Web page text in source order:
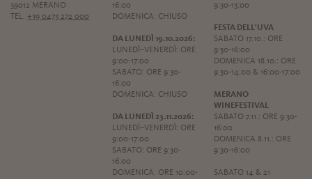
39012 MERANO
TEL.+39 0473 272 000
16:00
DOMENICA: CHIUSO
DA LUNEDÌ 19.10.2026:
LUNEDÌ–VENERDÌ: ORE
9:00-17:00
SABATO: ORE 9:30-
16:00
DOMENICA: CHIUSO
DA LUNEDÌ 23.11.2026:
LUNEDÌ–VENERDÌ: ORE
9:00-17:00
SABATO: ORE 9:30-
16:00
DOMENICA: ORE 10:00-
9:30-13:00
FESTA DELL'UVA
SABATO 17.10.: ORE
9:30-16:00
DOMENICA 18.10.: ORE
9:30-14:00 & 16:00-17:00
MERANO
WINEFESTIVAL
SABATO 7.11.: ORE 9:30-
16:00
DOMENICA 8.11.: ORE
9:30-16:00
SABATO 14 & 21